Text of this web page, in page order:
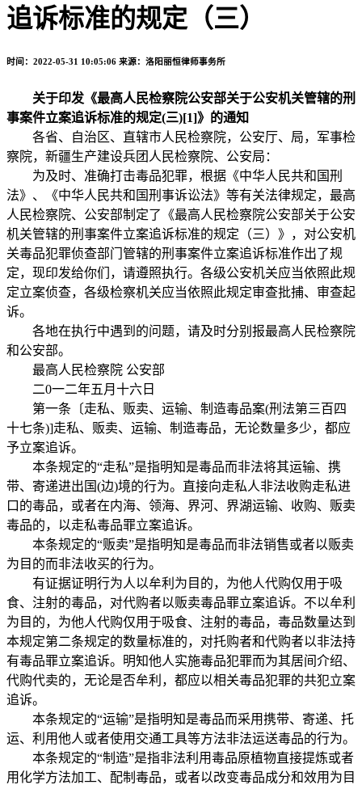
追诉标准的规定（三）
时间：2022-05-31 10:05:06 来源：洛阳丽恒律师事务所
关于印发《最高人民检察院公安部关于公安机关管辖的刑
事案件立案追诉标准的规定(三)[1]》的通知
各省、自治区、直辖市人民检察院，公安厅、局，军事检
察院，新疆生产建设兵团人民检察院、公安局：
为及时、准确打击毒品犯罪，根据《中华人民共和国刑
法》、《中华人民共和国刑事诉讼法》等有关法律规定，最高
人民检察院、公安部制定了《最高人民检察院公安部关于公安
机关管辖的刑事案件立案追诉标准的规定（三）》，对公安机
关毒品犯罪侦查部门管辖的刑事案件立案追诉标准作出了规
定，现印发给你们，请遵照执行。各级公安机关应当依照此规
定立案侦查，各级检察机关应当依照此规定审查批捕、审查起
诉。
各地在执行中遇到的问题，请及时分别报最高人民检察院
和公安部。
最高人民检察院 公安部
二0一二年五月十六日
第一条〔走私、贩卖、运输、制造毒品案(刑法第三百四
十七条)]走私、贩卖、运输、制造毒品，无论数量多少，都应
予立案追诉。
本条规定的“走私”是指明知是毒品而非法将其运输、携
带、寄递进出国(边)境的行为。直接向走私人非法收购走私进
口的毒品，或者在内海、领海、界河、界湖运输、收购、贩卖
毒品的，以走私毒品罪立案追诉。
本条规定的“贩卖”是指明知是毒品而非法销售或者以贩卖
为目的而非法收买的行为。
有证据证明行为人以牟利为目的，为他人代购仅用于吸
食、注射的毒品，对代购者以贩卖毒品罪立案追诉。不以牟利
为目的，为他人代购仅用于吸食、注射的毒品，毒品数量达到
本规定第二条规定的数量标准的，对托购者和代购者以非法持
有毒品罪立案追诉。明知他人实施毒品犯罪而为其居间介绍、
代购代卖的，无论是否牟利，都应以相关毒品犯罪的共犯立案
追诉。
本条规定的“运输”是指明知是毒品而采用携带、寄递、托
运、利用他人或者使用交通工具等方法非法运送毒品的行为。
本条规定的“制造”是指非法利用毒品原植物直接提炼或者
用化学方法加工、配制毒品，或者以改变毒品成分和效用为目